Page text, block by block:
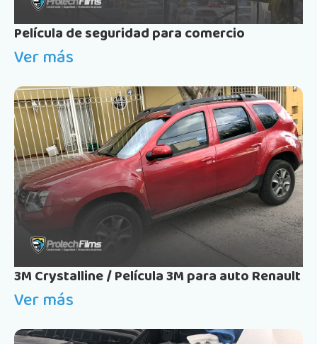
Película de seguridad para comercio
Ver más
3M Crystalline / Película 3M para auto Renault
Ver más